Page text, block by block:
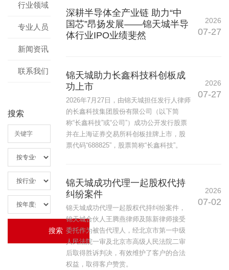
行业领域
专业人员
新闻资讯
联系我们
搜索
深耕半导体全产业链 助力“中
国芯”昂扬发展——锦天城半导
体行业IPO业绩斐然
2026
07-27
锦天城助力长鑫科技科创板成
功上市
2026年7月27日，由锦天城担任发行人律师
的长鑫科技集团股份有限公司（以下简
称“长鑫科技”或“公司”）成功公开发行股票
并在上海证券交易所科创板挂牌上市，股
票代码“688825”，股票简称“长鑫科技”。
2026
07-27
锦天城成功代理一起股权代持
纠纷案件
锦天城成功代理一起股权代持纠纷案件，
锦天城合伙人王腾燕律师及陈新律师接受
委托作为被告代理人，经北京市第一中级
人民法院一审及北京市高级人民法院二审
后取得胜诉判决，有效维护了客户的合法
权益，取得客户赞赏。
2026
07-02